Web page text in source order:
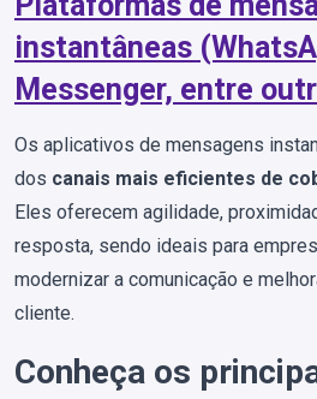
instantâneas
Messenger, entre
Os aplicativos de mensagens
dos canais mais eficientes de
Eles oferecem agilidade,
resposta, sendo ideais para
modernizar a comunicação e
cliente.
Conheça os